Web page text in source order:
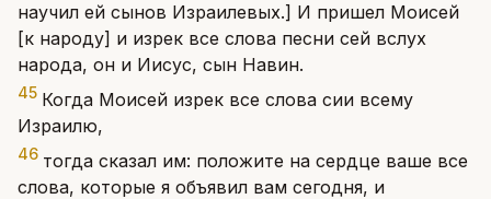
научил ей сынов Израилевых.] И пришел Моисей
[к народу] и изрек все слова песни сей вслух
народа, он и Иисус, сын Навин.
45 Когда Моисей изрек все слова сии всему
Израилю,
46 тогда сказал им: положите на сердце ваше все
слова, которые я объявил вам сегодня, и